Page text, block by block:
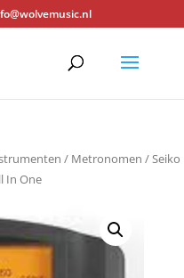
/ Metronomen / Seiko
In One